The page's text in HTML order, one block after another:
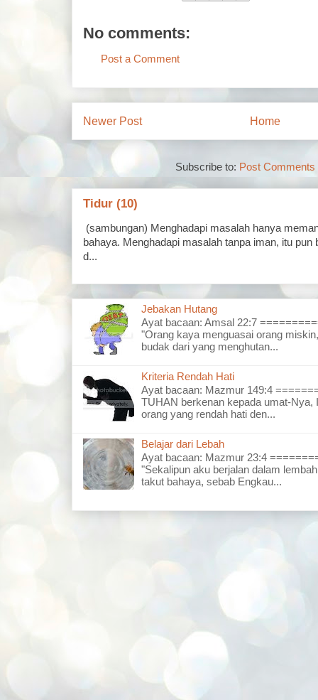
No comments:
Post a Comment
Newer Post Home
Subscribe to: Post Comments
Tidur (10)
(sambungan) Menghadapi masalah hanya
bahaya. Menghadapi masalah tanpa iman, itu
d...
Jebakan Hutang
Ayat bacaan: Amsal 22:7
"Orang kaya menguasai orang
budak dari yang menghutan...
Kriteria Rendah Hati
Ayat bacaan: Mazmur 149:4
TUHAN berkenan kepada umat-Nya,
orang yang rendah hati den...
Belajar dari Lebah
Ayat bacaan: Mazmur 23:4
"Sekalipun aku berjalan dalam
takut bahaya, sebab Engkau...